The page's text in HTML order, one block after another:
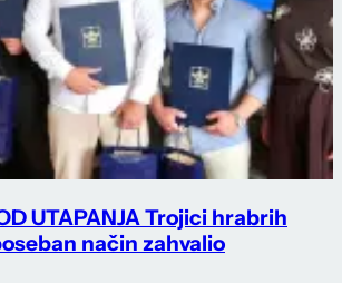
UTAPANJA Trojici hrabrih
način zahvalio